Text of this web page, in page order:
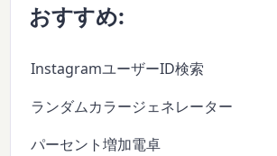
おすすめ:
InstagramユーザーID検索
ランダムカラージェネレーター
パーセント増加電卓